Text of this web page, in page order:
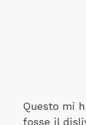
Questo mi
fosse il